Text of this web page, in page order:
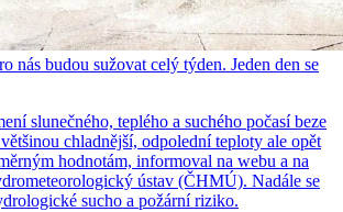
nás budou sužovat celý týden. Jeden den se
slunečného, teplého a suchého počasí beze
chladnější, odpolední teploty ale opět
hodnotám, informoval na webu a na
ústav (ČHMÚ). Nadále se
sucho a požární riziko.